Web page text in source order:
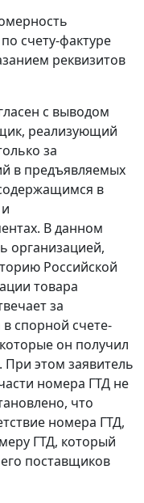
счету-фактуре
реквизитов
с выводом
реализующий
за
в предъявляемых
в
В данном
организацией,
Российской
товара
за
спорной счете-
он получил
При этом заявитель
номера ГТД не
что
номера ГТД,
ГТД, который
поставщиков